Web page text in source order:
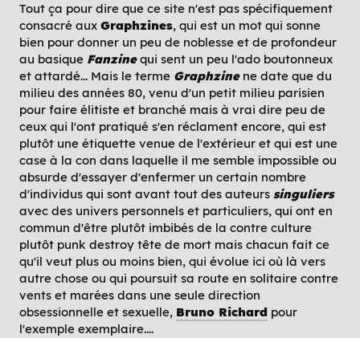
Tout ça pour dire que ce site n'est pas spécifiquement
consacré aux Graphzines, qui est un mot qui sonne
bien pour donner un peu de noblesse et de profondeur
au basique Fanzinequi sent un peu l'ado boutonneux
et attardé... Mais le terme Graphzinene date que du
milieu des années 80, venu d'un petit milieu parisien
pour faire élitiste et branché mais à vrai dire peu de
ceux qui l'ont pratiqué s'en réclament encore, qui est
plutôt une étiquette venue de l'extérieur et qui est une
case à la con dans laquelle il me semble impossible ou
absurde d'essayer d'enfermer un certain nombre
d'individus qui sont avant tout des auteurs singuliers
avec des univers personnels et particuliers, qui ont en
commun d'être plutôt imbibés de la contre culture
plutôt punk destroy tête de mort mais chacun fait ce
qu'il veut plus ou moins bien, qui évolue ici où là vers
autre chose ou qui poursuit sa route en solitaire contre
vents et marées dans une seule direction
obsessionnelle et sexuelle, Bruno Richard pour
l'exemple exemplaire....